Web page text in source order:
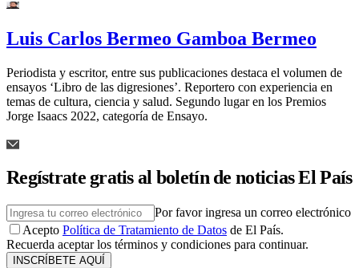
Luis Carlos Bermeo Gamboa Bermeo
Periodista y escritor, entre sus publicaciones destaca el volumen de
ensayos ‘Libro de las digresiones’. Reportero con experiencia en
temas de cultura, ciencia y salud. Segundo lugar en los Premios
Jorge Isaacs 2022, categoría de Ensayo.
Regístrate gratis al boletín de noticias El País
Por favor ingresa un correo electrónico
Acepto Política de Tratamiento de Datos de El País.
Recuerda aceptar los términos y condiciones para continuar.
INSCRÍBETE AQUÍ